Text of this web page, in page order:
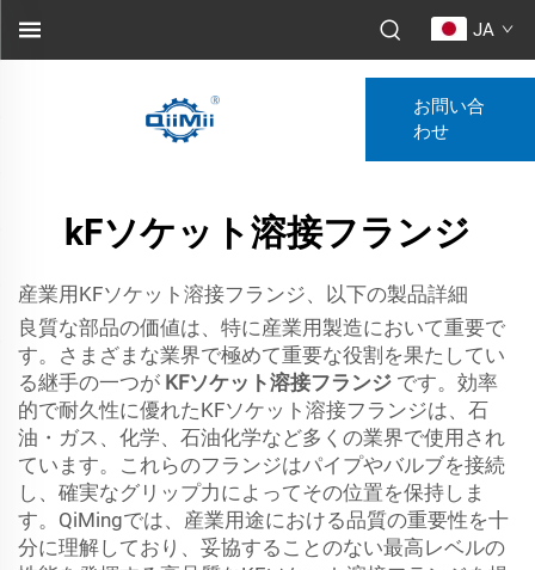
JA
お問い合
わせ
kFソケット溶接フランジ
産業用KFソケット溶接フランジ、以下の製品詳細
良質な部品の価値は、特に産業用製造において重要で
す。さまざまな業界で極めて重要な役割を果たしてい
る継手の一つが KFソケット溶接フランジ です。効率
的で耐久性に優れたKFソケット溶接フランジは、石
油・ガス、化学、石油化学など多くの業界で使用され
ています。これらのフランジはパイプやバルブを接続
し、確実なグリップ力によってその位置を保持しま
す。QiMingでは、産業用途における品質の重要性を十
分に理解しており、妥協することのない最高レベルの